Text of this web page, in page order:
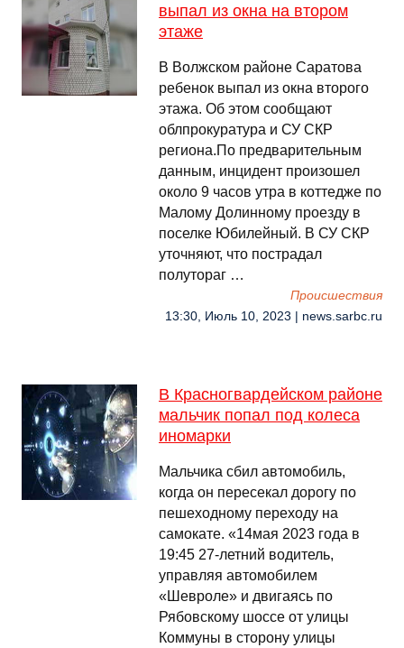
выпал из окна на втором
этаже
В Волжском районе Саратова
ребенок выпал из окна второго
этажа. Об этом сообщают
облпрокуратура и СУ СКР
региона.По предварительным
данным, инцидент произошел
около 9 часов утра в коттедже по
Малому Долинному проезду в
поселке Юбилейный. В СУ СКР
уточняют, что пострадал
полутораг …
Происшествия
13:30, Июль 10, 2023 | news.sarbc.ru
В Красногвардейском районе
мальчик попал под колеса
иномарки
Мальчика сбил автомобиль,
когда он пересекал дорогу по
пешеходному переходу на
самокате. «14мая 2023 года в
19:45 27-летний водитель,
управляя автомобилем
«Шевроле» и двигаясь по
Рябовскому шоссе от улицы
Коммуны в сторону улицы